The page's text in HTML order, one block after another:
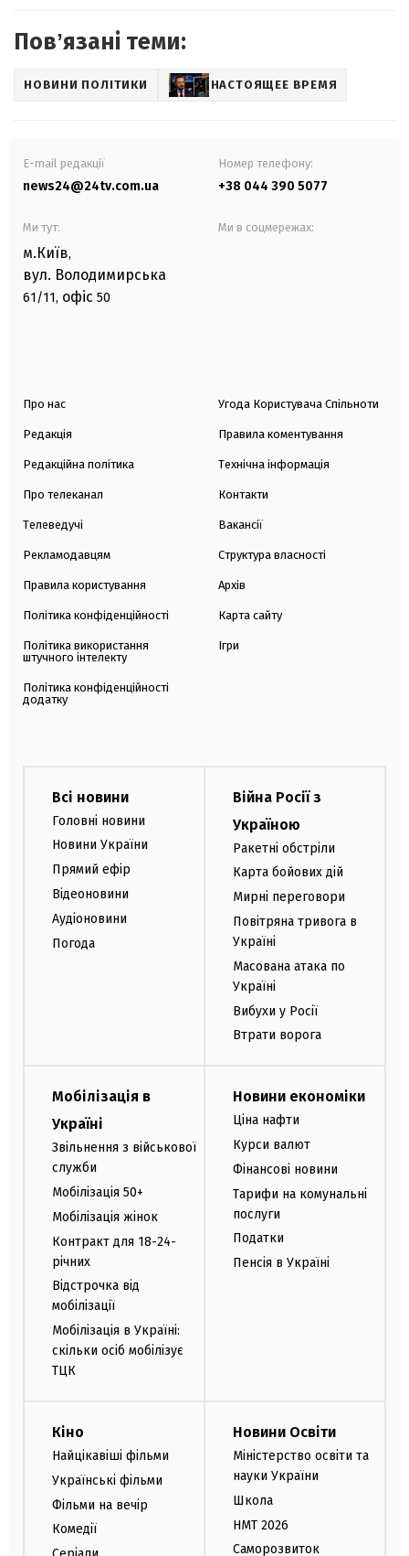
Повʼязані теми:
НОВИНИ ПОЛІТИКИ НАСТОЯЩЕЕ ВРЕМЯ
E-mail редакції
news24@24tv.com.ua
Номер телефону:
+38 044 390 5077
Ми тут:
м.Київ,
вул. Володимирська
61/11, офіс 50
Ми в соцмережах:
Про нас
Редакція
Редакційна політика
Про телеканал
Телеведучі
Рекламодавцям
Правила користування
Політика конфіденційності
Політика використання
штучного інтелекту
Політика конфіденційності
додатку
Угода Користувача Спільноти
Правила коментування
Технічна інформація
Контакти
Вакансії
Структура власності
Архів
Карта сайту
Ігри
Всі новини
Головні новини
Новини України
Прямий ефір
Відеоновини
Аудіоновини
Погода
Війна Росії з
Україною
Ракетні обстріли
Карта бойових дій
Мирні переговори
Повітряна тривога в
Україні
Масована атака по
Україні
Вибухи у Росії
Втрати ворога
Мобілізація в
Україні
Звільнення з військової
служби
Мобілізація 50+
Мобілізація жінок
Контракт для 18-24-
річних
Відстрочка від
мобілізації
Мобілізація в Україні:
скільки осіб мобілізує
ТЦК
Новини економіки
Ціна нафти
Курси валют
Фінансові новини
Тарифи на комунальні
послуги
Податки
Пенсія в Україні
Кіно
Найцікавіші фільми
Українські фільми
Фільми на вечір
Комедії
Новини Освіти
Міністерство освіти та
науки України
Школа
НМТ 2026
Саморозвиток